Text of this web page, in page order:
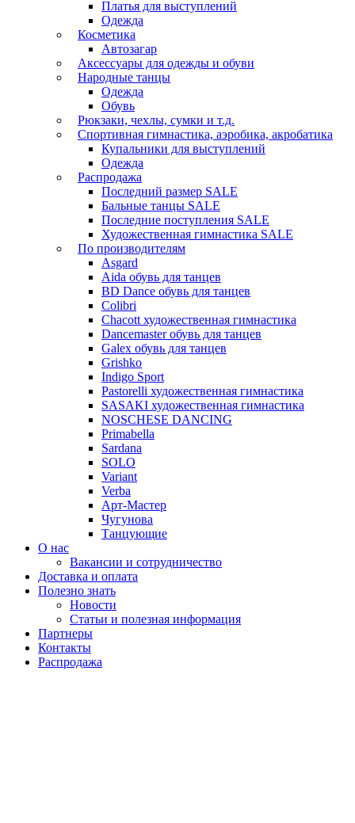
Платья для выступлений
Одежда
Косметика
Автозагар
Аксессуары для одежды и обуви
Народные танцы
Одежда
Обувь
Рюкзаки, чехлы, сумки и т.д.
Спортивная гимнастика, аэробика, акробатика
Купальники для выступлений
Одежда
Распродажа
Последний размер SALE
Бальные танцы SALE
Последние поступления SALE
Художественная гимнастика SALE
По производителям
Asgard
Аida обувь для танцев
BD Dance обувь для танцев
Colibri
Chacott художественная гимнастика
Dancemaster обувь для танцев
Galex обувь для танцев
Grishko
Indigo Sport
Pastorelli художественная гимнастика
SASAKI художественная гимнастика
NOSCHESE DANCING
Primabella
Sardana
SOLO
Variant
Verba
Арт-Мастер
Чугунова
Танцующие
О нас
Вакансии и сотрудничество
Доставка и оплата
Полезно знать
Новости
Статьи и полезная информация
Партнеры
Контакты
Распродажа